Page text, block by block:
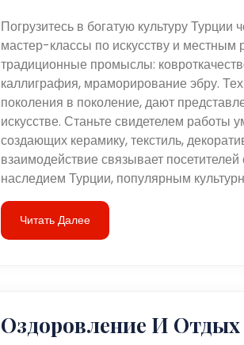
Погрузитесь в богатую культуру Турции
мастер-классы по искусству и местным
традиционные промыслы:
каллиграфия, мраморирование эбру.
поколения в поколение, дают
искусстве. Станьте свидетелем работы
создающих керамику, текстиль,
взаимодействие связывает
наследием Турции, популярным
Читать Далее
Оздоровление И Отдых